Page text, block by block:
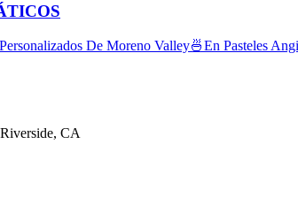
De Moreno Valley🍜En Pasteles
CA